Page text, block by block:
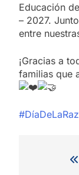
Educación
– 2027.
entre
¡Gracias a
familias que